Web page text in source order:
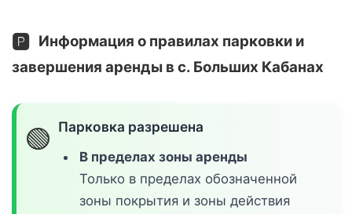
🅿️ Информация о правилах парковки и
завершения аренды в с. Больших Кабанах
🟢 Парковка разрешена
В пределах зоны аренды
Только в пределах обозначенной
зоны покрытия и зоны действия